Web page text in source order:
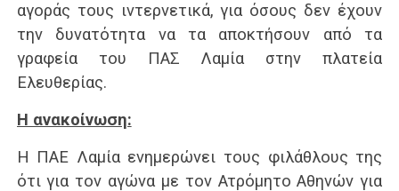
αγοράς τους ιντερνετικά, για όσους δεν έχουν
την δυνατότητα να τα αποκτήσουν από τα
γραφεία του ΠΑΣ Λαμία στην πλατεία
Ελευθερίας.
Η ανακοίνωση:
Η ΠΑΕ Λαμία ενημερώνει τους φιλάθλους της
ότι για τον αγώνα με τον Ατρόμητο Αθηνών για